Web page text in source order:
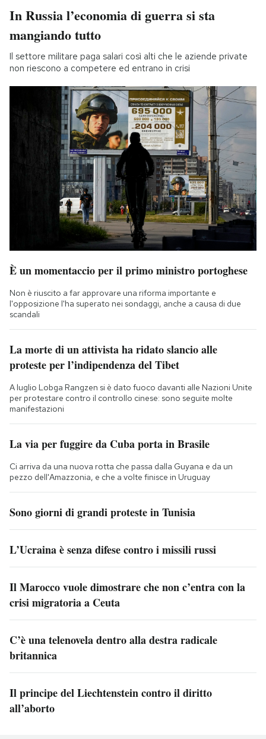
In Russia l’economia di guerra si sta
mangiando tutto
Il settore militare paga salari così alti che le aziende private
non riescono a competere ed entrano in crisi
È un momentaccio per il primo ministro portoghese
Non è riuscito a far approvare una riforma importante e
l'opposizione l'ha superato nei sondaggi, anche a causa di due
scandali
La morte di un attivista ha ridato slancio alle
proteste per l’indipendenza del Tibet
A luglio Lobga Rangzen si è dato fuoco davanti alle Nazioni Unite
per protestare contro il controllo cinese: sono seguite molte
manifestazioni
La via per fuggire da Cuba porta in Brasile
Ci arriva da una nuova rotta che passa dalla Guyana e da un
pezzo dell'Amazzonia, e che a volte finisce in Uruguay
Sono giorni di grandi proteste in Tunisia
L’Ucraina è senza difese contro i missili russi
Il Marocco vuole dimostrare che non c’entra con la
crisi migratoria a Ceuta
C’è una telenovela dentro alla destra radicale
britannica
Il principe del Liechtenstein contro il diritto
all’aborto